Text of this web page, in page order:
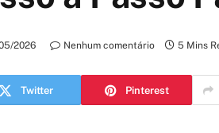
2026 Nenhum comentário 5 Mins
Twitter Pinterest